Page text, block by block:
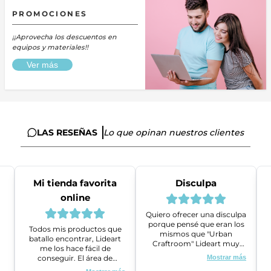
PROMOCIONES
¡¡Aprovecha los descuentos en
equipos y materiales!!
Ver más
LAS RESEÑAS Lo que opinan nuestros clientes
Mi tienda favorita
online
Todos mis productos que
batallo encontrar, Lideart
me los hace fácil de
conseguir. El área de
ventas es super amable y
Disculpa
Quiero ofrecer una disculpa
porque pensé que eran los
mismos que "Urban
Craftroom" Lideart muy
amables me ayudaron a
gestionar un problema que
Mostrar más